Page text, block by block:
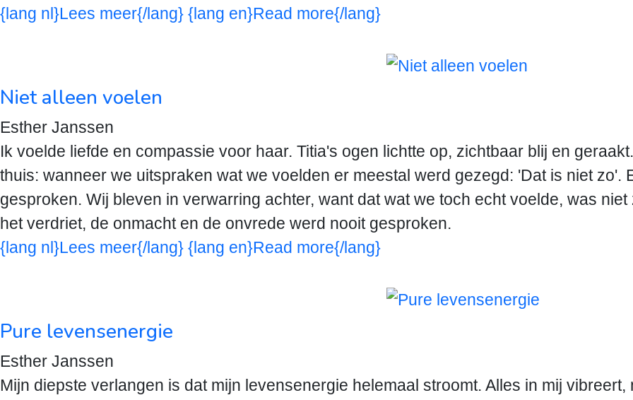
{lang nl}Lees meer{/lang} {lang en}Read more{/lang}
Niet alleen voelen
Esther Janssen
Ik voelde liefde en compassie voor haar. Titia's ogen lichtte op, zichtbaar blij en
thuis: wanneer we uitspraken wat we voelden er meestal werd gezegd: 'Dat is niet zo'.
gesproken. Wij bleven in verwarring achter, want dat wat we toch echt voelde, was
het verdriet, de onmacht en de onvrede werd nooit gesproken.
{lang nl}Lees meer{/lang} {lang en}Read more{/lang}
Pure levensenergie
Esther Janssen
Mijn diepste verlangen is dat mijn levensenergie helemaal stroomt. Alles in mij